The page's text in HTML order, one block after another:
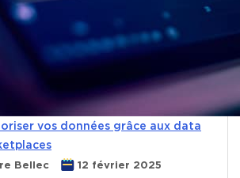
vos données grâce aux data
Bellec 12 février 2025